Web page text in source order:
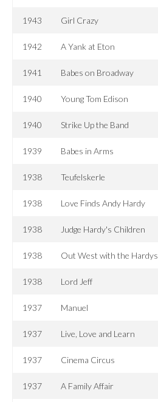
1943 Girl Crazy
1942 A Yank at Eton
1941 Babes on Broadway
1940 Young Tom Edison
1940 Strike Up the Band
1939 Babes in Arms
1938 Teufelskerle
1938 Love Finds Andy Hardy
1938 Judge Hardy's Children
1938 Out West with the Hardys
1938 Lord Jeff
1937 Manuel
1937 Live, Love and Learn
1937 Cinema Circus
1937 A Family Affair